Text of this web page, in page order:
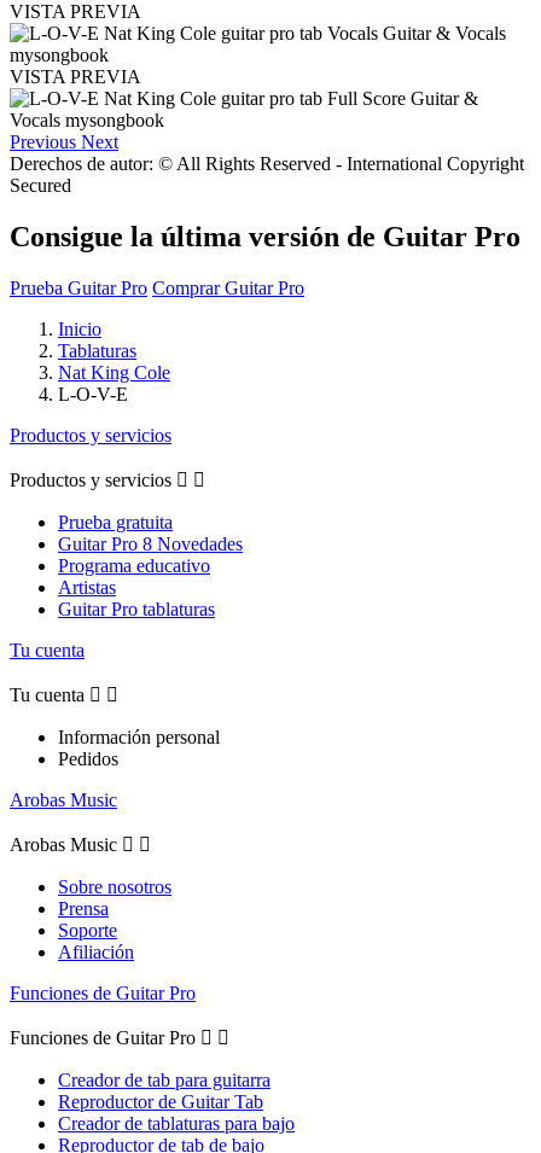
VISTA PREVIA
VISTA PREVIA
Previous Next
Derechos de autor: © All Rights Reserved - International Copyright
Secured
Consigue la última versión de Guitar Pro
Prueba Guitar Pro Comprar Guitar Pro
Inicio
Tablaturas
Nat King Cole
L-O-V-E
Productos y servicios
Productos y servicios  
Prueba gratuita
Guitar Pro 8 Novedades
Programa educativo
Artistas
Guitar Pro tablaturas
Tu cuenta
Tu cuenta  
Información personal
Pedidos
Arobas Music
Arobas Music  
Sobre nosotros
Prensa
Soporte
Afiliación
Funciones de Guitar Pro
Funciones de Guitar Pro  
Creador de tab para guitarra
Reproductor de Guitar Tab
Creador de tablaturas para bajo
Reproductor de tab de bajo